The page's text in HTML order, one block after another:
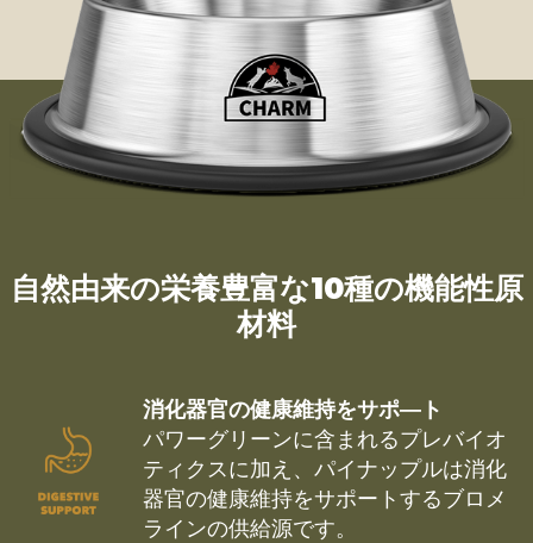
自然由来の栄養豊富な10種の機能性原
材料
消化器官の健康維持をサポ―ト
パワーグリーンに含まれるプレバイオ
ティクスに加え、パイナップルは消化
器官の健康維持をサポートするブロメ
ラインの供給源です。